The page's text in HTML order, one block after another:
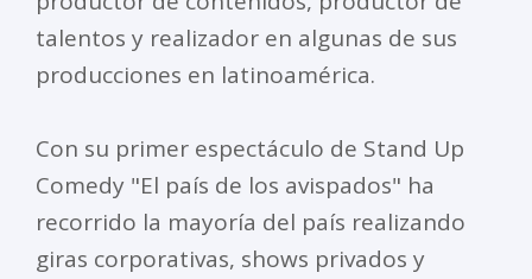
talentos y realizador en algunas de sus
producciones en latinoamérica.
Con su primer espectáculo de Stand Up
Comedy "El país de los avispados" ha
recorrido la mayoría del país realizando
giras corporativas, shows privados y